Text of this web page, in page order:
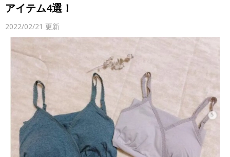
アイテム4選！
2022/02/21 更新